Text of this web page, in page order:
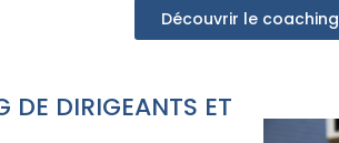
Découvrir le coaching
DIRIGEANTS ET